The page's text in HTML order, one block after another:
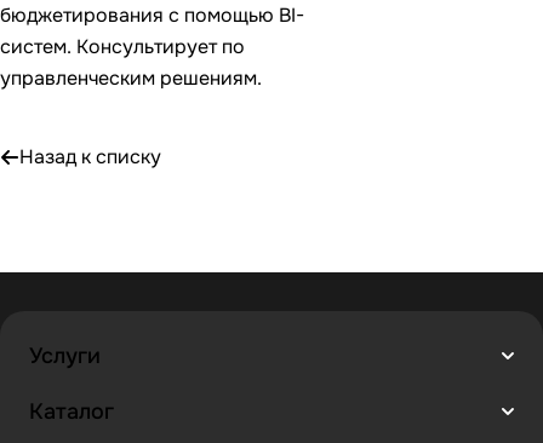
бюджетирования с помощью BI-
систем. Консультирует по
управленческим решениям.
Назад к списку
Услуги
Каталог